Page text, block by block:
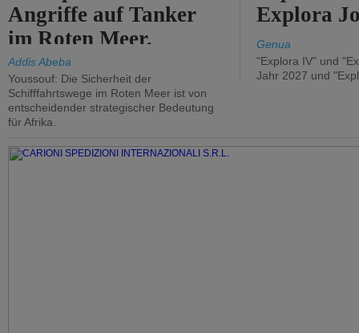
Angriffe auf Tanker
im Roten Meer.
Addis Abeba
Youssouf: Die Sicherheit der
Schifffahrtswege im Roten Meer ist von
entscheidender strategischer Bedeutung
für Afrika.
Explora
Genua
"Explora IV" und
Jahr 2027 und